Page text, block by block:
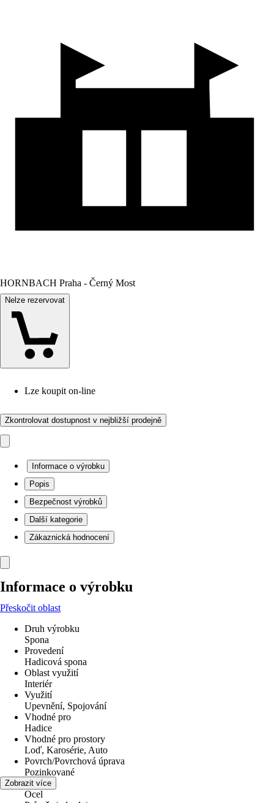
HORNBACH Praha - Černý Most
Nelze rezervovat
Lze koupit on-line
Zkontrolovat dostupnost v nejbližší prodejně
Informace o výrobku
Popis
Bezpečnost výrobků
Další kategorie
Zákaznická hodnocení
Informace o výrobku
Přeskočit oblast
Druh výrobku
Spona
Provedení
Hadicová spona
Oblast využití
Interiér
Využití
Upevnění, Spojování
Vhodné pro
Hadice
Vhodné pro prostory
Loď, Karosérie, Auto
Povrch/Povrchová úprava
Pozinkované
Materiál
Ocel
Zobrazit více